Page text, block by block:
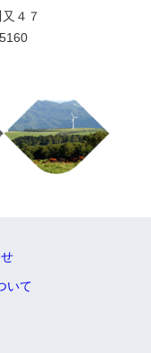
４７
いて